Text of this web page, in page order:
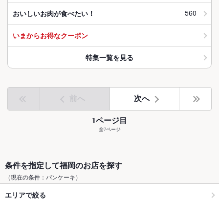
おいしいお肉が食べたい！ 560
いまからお得なクーポン
特集一覧を見る
前へ 次へ
1ページ目
全7ページ
条件を指定して福岡のお店を探す
（現在の条件：パンケーキ）
エリアで絞る